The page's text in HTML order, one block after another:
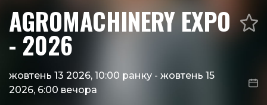
AGROMACHINERY EXPO
- 2026
жовтень 13 2026, 10:00 ранку - жовтень 15
2026, 6:00 вечора